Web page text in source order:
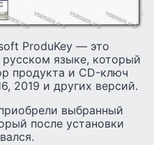
ProduKey — это
языке, который
продукта и CD-ключ
2019 и других версий.
выбранный
после установки